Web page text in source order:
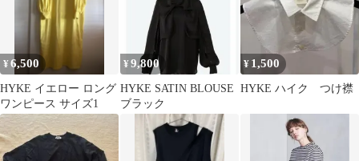
¥6,500
HYKE イエロー ロング
ワンピース サイズ1
¥9,800
HYKE SATIN BLOUSE
ブラック
¥ 1,500
HYKE ハイク つけ襟